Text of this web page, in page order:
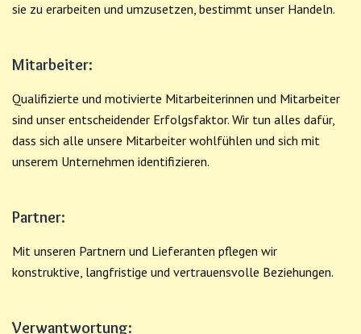
sie zu erarbeiten und umzusetzen, bestimmt unser Handeln.
Mitarbeiter:
Qualifizierte und motivierte Mitarbeiterinnen und Mitarbeiter
sind unser entscheidender Erfolgsfaktor. Wir tun alles dafür,
dass sich alle unsere Mitarbeiter wohlfühlen und sich mit
unserem Unternehmen identifizieren.
Partner:
Mit unseren Partnern und Lieferanten pflegen wir
konstruktive, langfristige und vertrauensvolle Beziehungen.
Verwantwortung: